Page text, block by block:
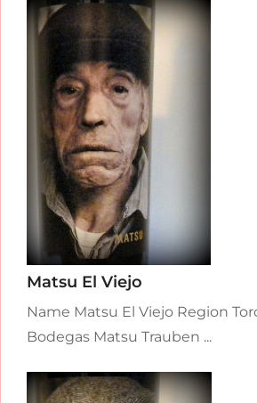
Matsu El Viejo
Name Matsu El Viejo Region
Bodegas Matsu Trauben ...